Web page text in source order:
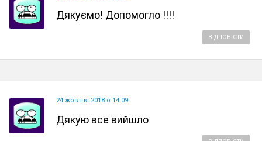
Дякуємо! Допомогло !!!!
ВІДПОВІСТИ
24 жовтня 2018 о 14:09
Дякую все вийшло